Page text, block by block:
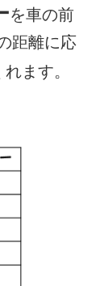
を車の前
距離に応
ます。